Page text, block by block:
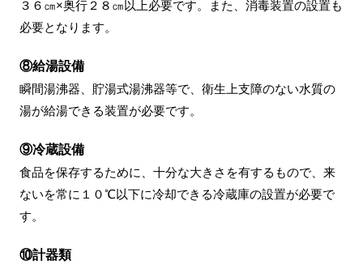
３６㎝×奥行２８㎝以上必要です。また、消毒装置の設置も
必要となります。
⑧給湯設備
瞬間湯沸器、貯湯式湯沸器等で、衛生上支障のない水質の
湯が給湯できる装置が必要です。
⑨冷蔵設備
食品を保存するために、十分な大きさを有するもので、来
ないを常に１０℃以下に冷却できる冷蔵庫の設置が必要で
す。
⑩計器類